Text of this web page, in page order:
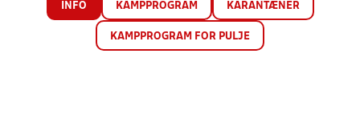
INFO KAMPPROGRAM KARANTÆNER
KAMPPROGRAM FOR PULJE